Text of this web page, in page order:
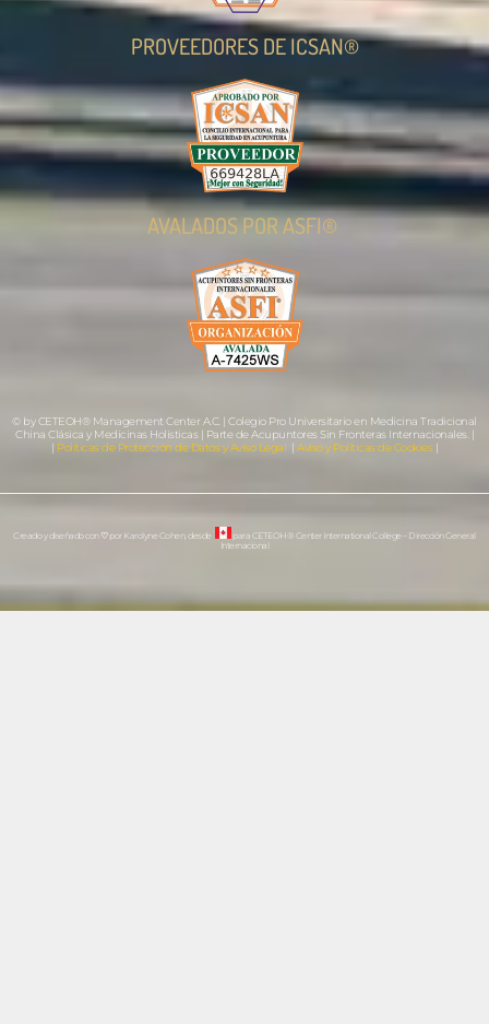
PROVEEDORES DE ICSAN®
AVALADOS POR ASFI®
© by CETEOH® Management Center A.C. | Colegio Pro Universitario en Medicina Tradicional
China Clásica y Medicinas Holisticas | Parte de Acupuntores Sin Fronteras Internacionales. |
| Políticas de Protección de Datos y Aviso Legal | Aviso y Políticas de Cookies |
Creado y diseñado con ♡por Karolyne Cohen, desde
para CETEOH® Center International College – Dirección General
Internacional